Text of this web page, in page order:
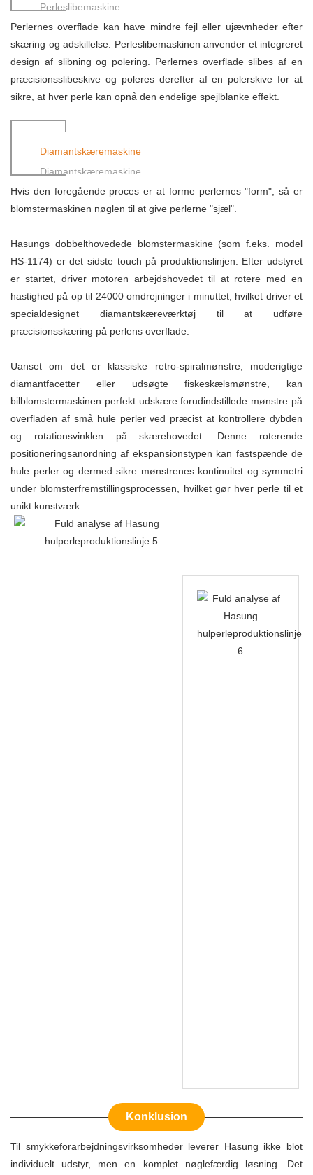
Perleslibemaskine
Perlernes overflade kan have mindre fejl eller ujævnheder efter
skæring og adskillelse. Perleslibemaskinen anvender et integreret
design af slibning og polering. Perlernes overflade slibes af en
præcisionsslibeskive og poleres derefter af en polerskive for at
sikre, at hver perle kan opnå den endelige spejlblanke effekt.
Diamantskæremaskine
Diamantskæremaskine
Hvis den foregående proces er at forme perlernes "form", så er
blomstermaskinen nøglen til at give perlerne "sjæl".
Hasungs dobbelthovedede blomstermaskine (som f.eks. model
HS-1174) er det sidste touch på produktionslinjen. Efter udstyret
er startet, driver motoren arbejdshovedet til at rotere med en
hastighed på op til 24000 omdrejninger i minuttet, hvilket driver et
specialdesignet diamantskæreværktøj til at udføre
præcisionsskæring på perlens overflade.
Uanset om det er klassiske retro-spiralmønstre, moderigtige
diamantfacetter eller udsøgte fiskeskælsmønstre, kan
bilblomstermaskinen perfekt udskære forudindstillede mønstre på
overfladen af ​​små hule perler ved præcist at kontrollere dybden
og rotationsvinklen på skærehovedet. Denne roterende
positioneringsanordning af ekspansionstypen kan fastspænde de
hule perler og dermed sikre mønstrenes kontinuitet og symmetri
under blomsterfremstillingsprocessen, hvilket gør hver perle til et
unikt kunstværk.
Konklusion
Til smykkeforarbejdningsvirksomheder leverer Hasung ikke blot
individuelt udstyr, men en komplet nøglefærdig løsning. Det